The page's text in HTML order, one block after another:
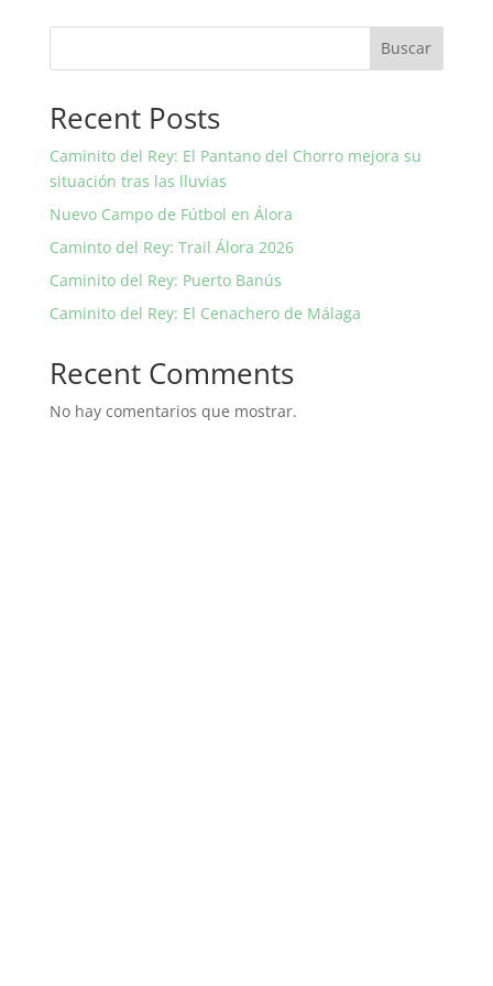
Buscar
Recent Posts
Caminito del Rey: El Pantano del Chorro mejora su
situación tras las lluvias
Nuevo Campo de Fútbol en Álora
Caminto del Rey: Trail Álora 2026
Caminito del Rey: Puerto Banús
Caminito del Rey: El Cenachero de Málaga
Recent Comments
No hay comentarios que mostrar.